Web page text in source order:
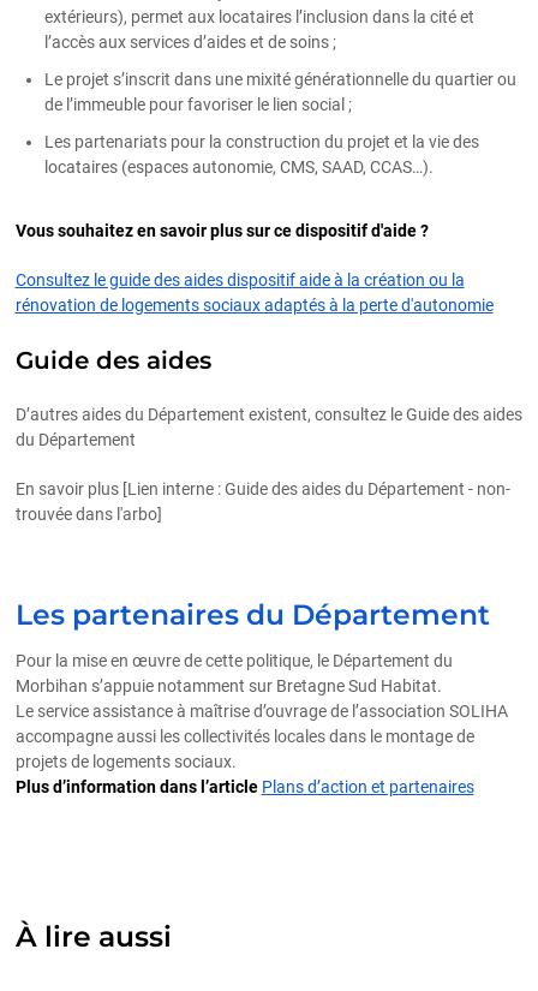
extérieurs), permet aux locataires l’inclusion dans la cité et
l’accès aux services d’aides et de soins ;
Le projet s’inscrit dans une mixité générationnelle du quartier ou
de l’immeuble pour favoriser le lien social ;
Les partenariats pour la construction du projet et la vie des
locataires (espaces autonomie, CMS, SAAD, CCAS…).
Vous souhaitez en savoir plus sur ce dispositif d'aide ?
Consultez le guide des aides dispositif aide à la création ou la
rénovation de logements sociaux adaptés à la perte d'autonomie
Guide des aides
D’autres aides du Département existent, consultez le Guide des aides
du Département
En savoir plus [Lien interne : Guide des aides du Département - non-
trouvée dans l'arbo]
Les partenaires du Département
Pour la mise en œuvre de cette politique, le Département du
Morbihan s’appuie notamment sur Bretagne Sud Habitat.
Le service assistance à maîtrise d’ouvrage de l’association SOLIHA
accompagne aussi les collectivités locales dans le montage de
projets de logements sociaux.
Plus d’information dans l’article Plans d’action et partenaires
À lire aussi